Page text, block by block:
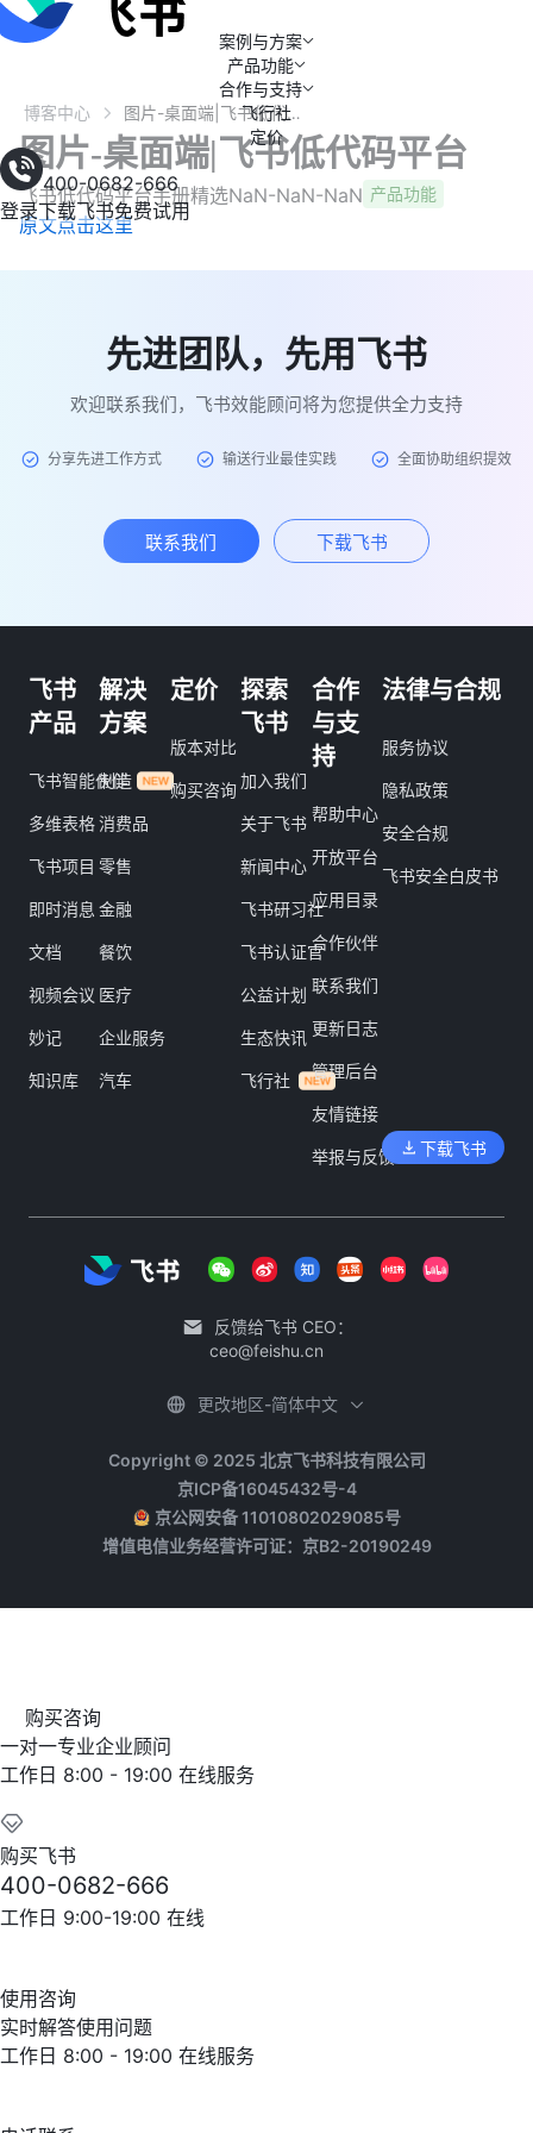
案例与方案
产品功能
合作与支持
飞行社
定价
400-0682-666
登录下载飞书免费试用
博客中心 图片-桌面端|飞书低代码平台
图片-桌面端|飞书低代码平台
飞书低代码平台手册精选NaN-NaN-NaN 产品功能
原文点击这里
先进团队，先用飞书
欢迎联系我们，飞书效能顾问将为您提供全力支持
分享先进工作方式 输送行业最佳实践 全面协助组织提效
联系我们 下载飞书
飞书
产品
飞书智能伙伴
多维表格
飞书项目
即时消息
文档
视频会议
妙记
知识库
解决
方案
制造
消费品
零售
金融
餐饮
医疗
企业服务
汽车
定价
版本对比
购买咨询
探索
飞书
加入我们
关于飞书
新闻中心
飞书研习社
飞书认证官
公益计划
生态快讯
飞行社
合作
与支
持
帮助中心
开放平台
应用目录
合作伙伴
联系我们
更新日志
管理后台
友情链接
举报与反馈
法律与合规
服务协议
隐私政策
安全合规
飞书安全白皮书
下载飞书
反馈给飞书 CEO：
ceo@feishu.cn
Copyright © 2025 北京飞书科技有限公司
京ICP备16045432号-4
京公网安备 11010802029085号
增值电信业务经营许可证：京B2-20190249
更改地区-简体中文
购买咨询
一对一专业企业顾问
工作日 8:00 - 19:00 在线服务
购买飞书
400-0682-666
工作日 9:00-19:00 在线
使用咨询
实时解答使用问题
工作日 8:00 - 19:00 在线服务